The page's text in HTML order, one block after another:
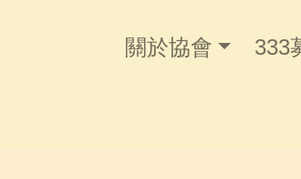
關於協會 333